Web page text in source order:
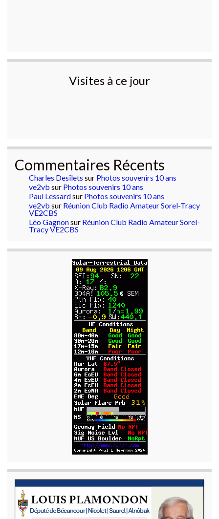
Visites à ce jour
Commentaires Récents
Charles Desïlets sur Photos souvenirs 10 ans
ve2vb sur Photos souvenirs 10 ans
Paul Lessardsur Photos souvenirs 10 ans
ve2vb sur Réunion Club Radio Amateur Sorel-Tracy
VE2CBS
Léo Gagnonsur Réunion Club Radio Amateur Sorel-
Tracy VE2CBS